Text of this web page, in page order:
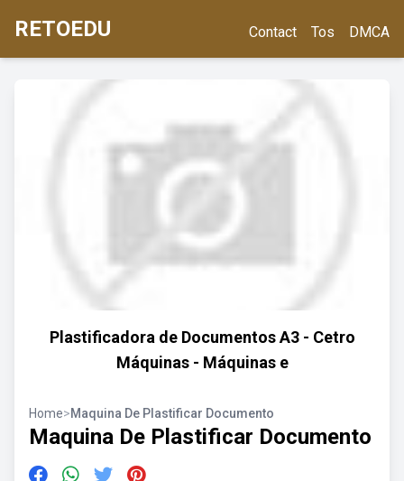
RETOEDU Contact Tos DMCA
Plastificadora de Documentos A3 - Cetro
Máquinas - Máquinas e
Home>Maquina De Plastificar Documento
Maquina De Plastificar Documento